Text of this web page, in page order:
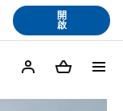
開
啟